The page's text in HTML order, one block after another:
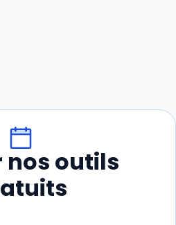
nos outils